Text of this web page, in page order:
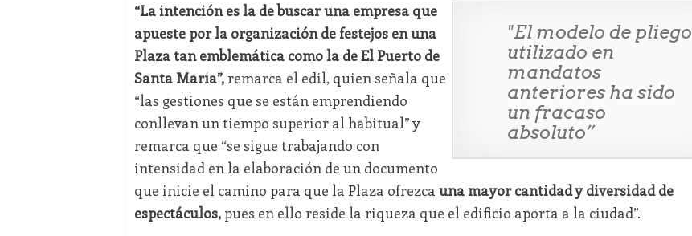
"El modelo de pliego
utilizado en
mandatos
anteriores ha sido
un fracaso
absoluto”
“La intención es la de buscar una empresa que
apueste por la organización de festejos en una
Plaza tan emblemática como la de El Puerto de
Santa María”,remarca el edil, quien señala que
“las gestiones que se están emprendiendo
conllevan un tiempo superior al habitual” y
remarca que “se sigue trabajando con
intensidad en la elaboración de un documento
que inicie el camino para que la Plaza ofrezca una mayor cantidad y diversidad de
espectáculos,pues en ello reside la riqueza que el edificio aporta a la ciudad”.